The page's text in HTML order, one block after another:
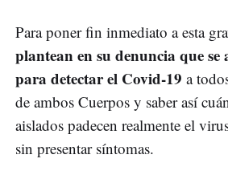
Para poner fin inmediato a esta
plantean en su denuncia que
para detectar el Covid-19 a
de ambos Cuerpos y saber así
aislados padecen realmente el
sin presentar síntomas.